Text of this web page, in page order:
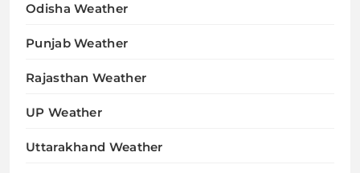
Odisha Weather
Punjab Weather
Rajasthan Weather
UP Weather
Uttarakhand Weather